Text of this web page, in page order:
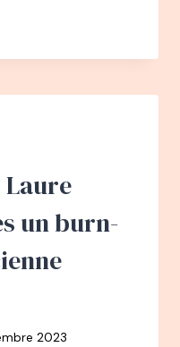
Laure
un burn-
2023